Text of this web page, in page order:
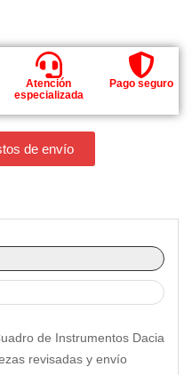
Atención
especializada
Pago seguro
de envío
de Instrumentos Dacia
revisadas y envío